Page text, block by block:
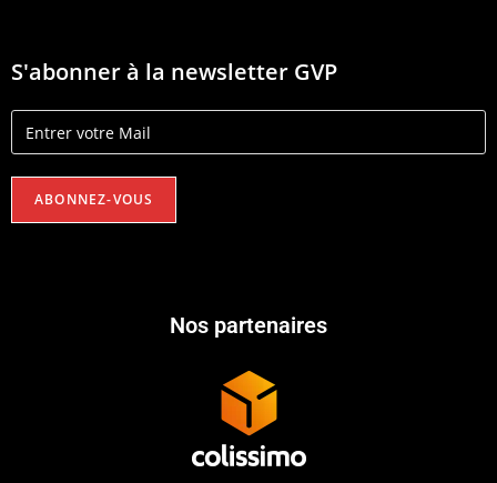
S'abonner à la newsletter GVP
Nos partenaires